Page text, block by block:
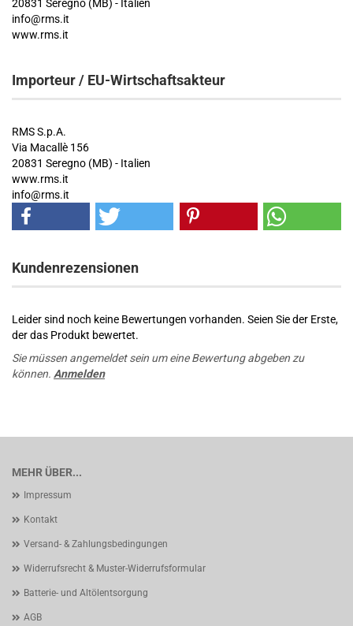
20831 Seregno (MB) - Italien
info@rms.it
www.rms.it
Importeur / EU-Wirtschaftsakteur
RMS S.p.A.
Via Macallè 156
20831 Seregno (MB) - Italien
www.rms.it
info@rms.it
Kundenrezensionen
Leider sind noch keine Bewertungen vorhanden. Seien Sie der Erste,
der das Produkt bewertet.
Sie müssen angemeldet sein um eine Bewertung abgeben zu
können. Anmelden
MEHR ÜBER...
Impressum
Kontakt
Versand- & Zahlungsbedingungen
Widerrufsrecht & Muster-Widerrufsformular
Batterie- und Altölentsorgung
AGB